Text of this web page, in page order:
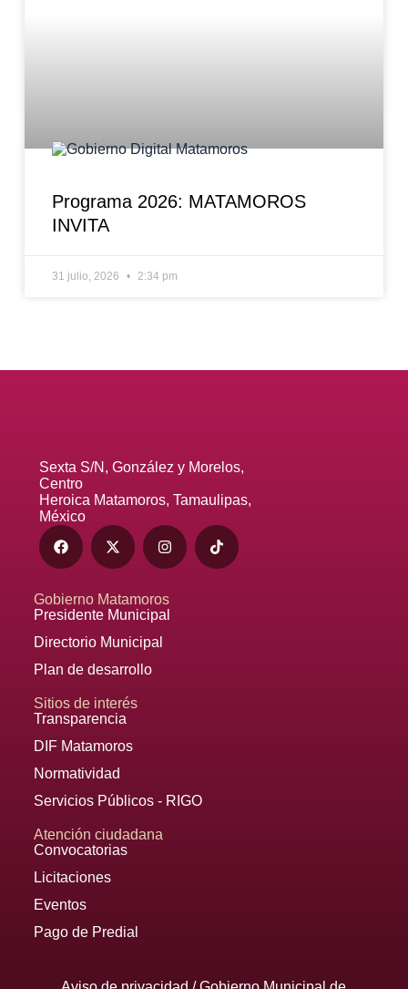
Programa 2026: MATAMOROS
INVITA
31 julio, 2026 2:34 pm
Sexta S/N, González y Morelos,
Centro
Heroica Matamoros, Tamaulipas,
México
Gobierno Matamoros
Presidente Municipal
Directorio Municipal
Plan de desarrollo
Sitios de interés
Transparencia
DIF Matamoros
Normatividad
Servicios Públicos - RIGO
Atención ciudadana
Convocatorias
Licitaciones
Eventos
Pago de Predial